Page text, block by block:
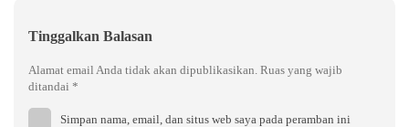
Tinggalkan Balasan
Alamat email Anda tidak akan dipublikasikan. Ruas yang wajib
ditandai *
Simpan nama, email, dan situs web saya pada peramban ini